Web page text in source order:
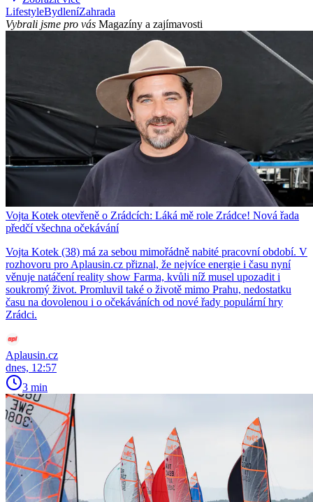
LifestyleBydleníZahrada
Vybrali jsme pro vás Magazíny a zajímavosti
Vojta Kotek otevřeně o Zrádcích: Láká mě role Zrádce! Nová řada
předčí všechna očekávání
Vojta Kotek (38) má za sebou mimořádně nabité pracovní období. V
rozhovoru pro Aplausin.cz přiznal, že nejvíce energie i času nyní
věnuje natáčení reality show Farma, kvůli níž musel upozadit i
soukromý život. Promluvil také o životě mimo Prahu, nedostatku
času na dovolenou i o očekáváních od nové řady populární hry
Zrádci.
Aplausin.cz
dnes, 12:57
3 min